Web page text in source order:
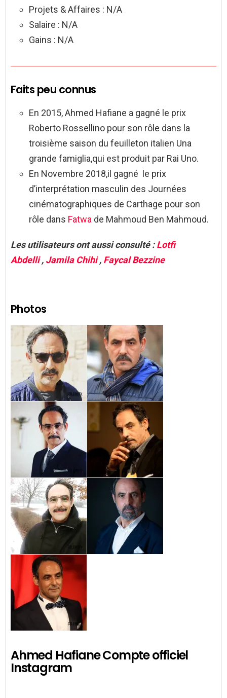
Projets & Affaires : N/A
Salaire : N/A
Gains : N/A
Faits peu connus
En 2015, Ahmed Hafiane a gagné le prix
Roberto Rossellino pour son rôle dans la
troisième saison du feuilleton italien Una
grande famiglia,qui est produit par Rai Uno.
En Novembre 2018,il gagné le prix
d’interprétation masculin des Journées
cinématographiques de Carthage pour son
rôle dans Fatwa de Mahmoud Ben Mahmoud.
Les utilisateurs ont aussi consulté :Lotfi
Abdelli, Jamila Chihi, Faycal Bezzine
Photos
Ahmed Hafiane Compte officiel
Instagram